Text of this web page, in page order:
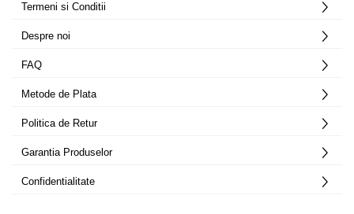
Termeni si Conditii
Despre noi
FAQ
Metode de Plata
Politica de Retur
Garantia Produselor
Confidentialitate